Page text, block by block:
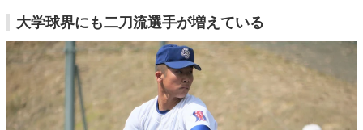
大学球界にも二刀流選手が増えている